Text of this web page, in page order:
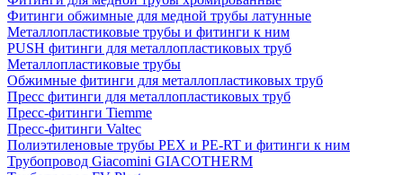
Фитинги обжимные для медной трубы латунные
Металлопластиковые трубы и фитинги к ним
PUSH фитинги для металлопластиковых труб
Металлопластиковые трубы
Обжимные фитинги для металлопластиковых труб
Пресс фитинги для металлопластиковых труб
Пресс-фитинги Tiemme
Пресс-фитинги Valtec
Полиэтиленовые трубы PEX и PE-RT и фитинги к ним
Трубопровод Giacomini GIACOTHERM